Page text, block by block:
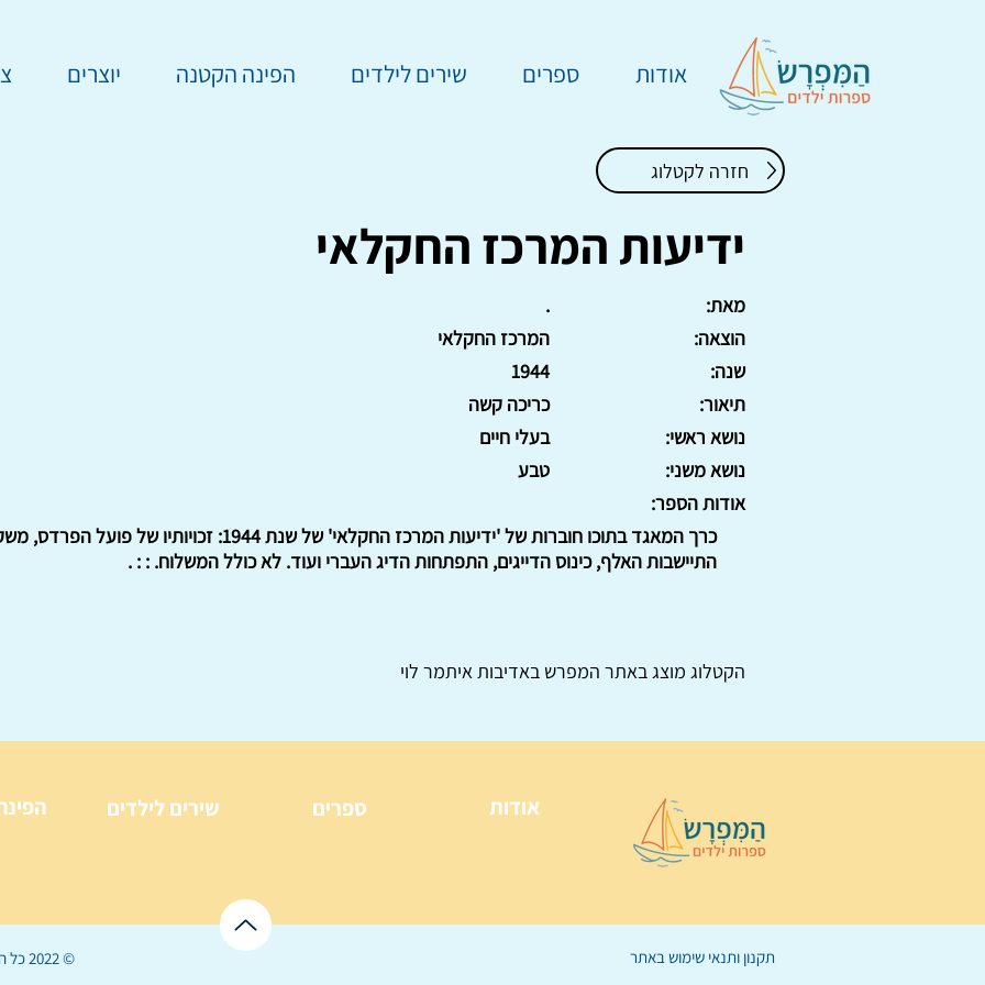
אודות ספרים שירים לילדים הפינה הקטנה יוצרים
חזרה לקטלוג
ידיעות המרכז החקלאי
.
מאת:
המרכז החקלאי
הוצאה:
1944
שנה:
כריכה קשה
תיאור:
בעלי חיים
נושא ראשי:
טבע
נושא משני:
אודות הספר:
כרך המאגד בתוכו חוברות של 'ידיעות המרכז החקלאי' של שנת
התיישבות האלף, כינוס הדייגים, התפתחות הדיג העברי ועוד. לא כולל המשלוח. : : .
הקטלוג מוצג באתר המפרש באדיבות איתמר לוי
שירים לילדים ספרים אודות
© 2022 כל הזכויות שמורות ל תקנון ותנאי שימוש באתר